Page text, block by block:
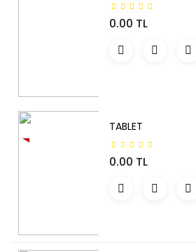
0.00 TL
TABLET
0.00 TL